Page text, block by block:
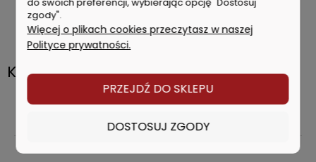
Ilość w op.
Numer Artykułu4932471360
Koszty dostawy
Cena nie zawiera ewentualnych kosztów płatności
DPD Pickup(Automaty paczkowe , Żabka ,
8,99 zł
InPost Paczkomat
zgody".
Więcej o plikach cookies przeczytasz w naszej
Polityce prywatności.
PRZEJDŹ DO SKLEPU
DOSTOSUJ ZGODY